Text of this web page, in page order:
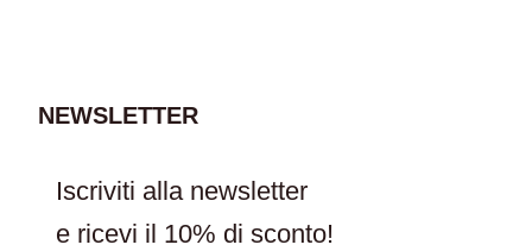
NEWSLETTER
Iscriviti alla newsletter
e ricevi il 10% di sconto!